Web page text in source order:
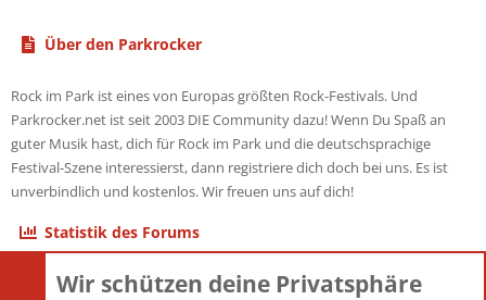
Über den Parkrocker
Rock im Park ist eines von Europas größten Rock-Festivals. Und
Parkrocker.net ist seit 2003 DIE Community dazu! Wenn Du Spaß an
guter Musik hast, dich für Rock im Park und die deutschsprachige
Festival-Szene interessierst, dann registriere dich doch bei uns. Es ist
unverbindlich und kostenlos. Wir freuen uns auf dich!
Statistik des Forums
ThemenWir schützen deine Privatsphäre